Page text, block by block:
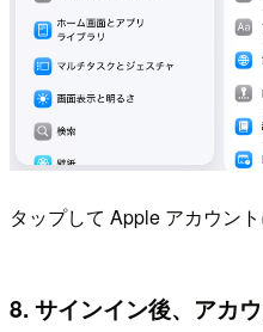
タップして Apple アカウン
8. サインイン後、アカ